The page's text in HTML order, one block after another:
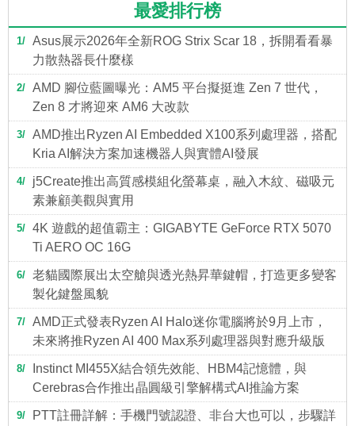
最愛排行榜
1
Asus展示2026年全新ROG Strix Scar 18，拆開看看暴
力散熱器長什麼樣
2
AMD 腳位藍圖曝光：AM5 平台擬挺進 Zen 7 世代，
Zen 8 才將迎來 AM6 大改款
3
AMD推出Ryzen AI Embedded X100系列處理器，搭配
Kria AI解決方案加速機器人與實體AI發展
4
j5Create推出高質感模組化螢幕桌，融入木紋、磁吸元
素兼顧美觀與實用
5
4K 遊戲的超值霸主：GIGABYTE GeForce RTX 5070
Ti AERO OC 16G
6
老貓國際展出太空艙與透光熱昇華鍵帽，打造更多變客
製化鍵盤風貌
7
AMD正式發表Ryzen AI Halo迷你電腦將於9月上市，
未來將推Ryzen AI 400 Max系列處理器與對應升級版
8
Instinct MI455X結合領先效能、HBM4記憶體，與
Cerebras合作推出晶圓級引擎解構式AI推論方案
9 PTT註冊詳解：手機門號認證、非台大也可以，步驟詳